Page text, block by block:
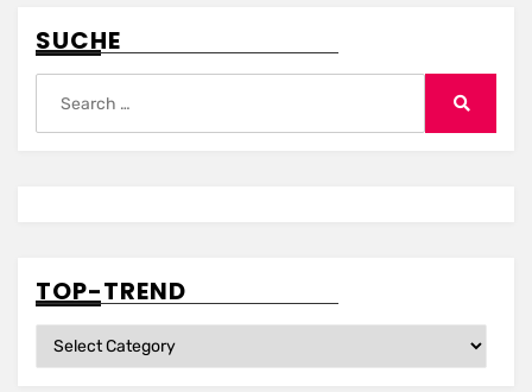
SUCHE
TOP-TREND
Top-